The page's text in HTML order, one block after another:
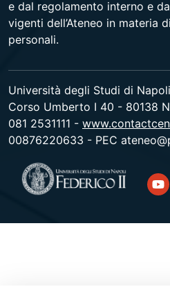
e dal regolamento interno e
vigenti dell’Ateneo in materia
personali.
Università degli Studi di
Corso Umberto I 40 - 80138
081 2531111 -
00876220633 - PEC